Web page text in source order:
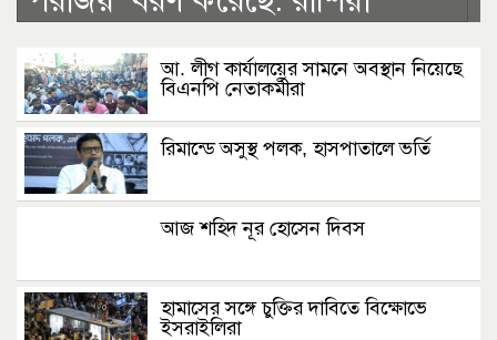
আ. লীগ কার্যালয়ের সামনে অবস্থান নিয়েছে
বিএনপি নেতাকর্মীরা
রিমান্ডে অসুস্থ পলক, হাসপাতালে ভর্তি
আজ শহিদ নূর হোসেন দিবস
হামাসের সঙ্গে চুক্তির দাবিতে বিক্ষোভে
ইসরাইলিরা